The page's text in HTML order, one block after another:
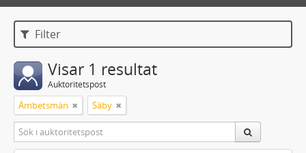
Filter
Visar 1 resultat
Auktoritetspost
Ämbetsmän Säby